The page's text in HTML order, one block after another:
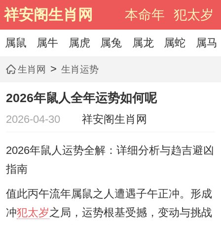
祥安阁生肖网 本命年 犯太岁
属鼠 属牛 属虎 属兔 属龙 属蛇 属马
生肖网 > 生肖运势
2026年鼠人全年运势如何呢
2026-04-30 祥安阁生肖网
2026年鼠人运势全解：详细分析与趋吉避凶
指南
值此丙午流年属鼠之人遭遇子午正冲。形成
冲犯太岁之局，运势根基受撼，变动与挑战